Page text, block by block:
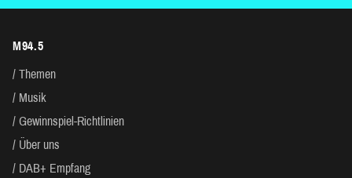
M94.5
Themen
Musik
Gewinnspiel-Richtlinien
Über uns
DAB+ Empfang